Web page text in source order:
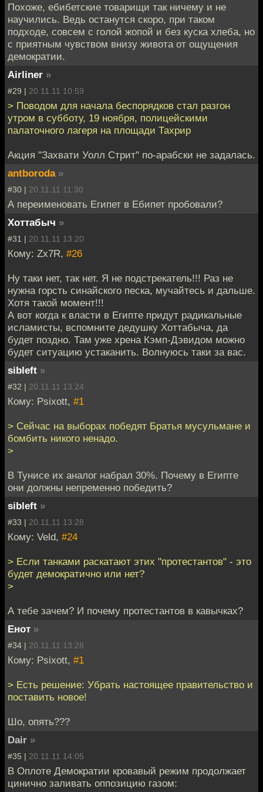
Похоже, ебибетские товарищи так ничему и не
научились. Ведь останутся скоро, при таком
подходе, совсем с голой жопой и без куска хлеба, но
с приятным чувством внизу живота от ощущения
демократии.
Airliner »
#29 | 20.11.11 10:59
> Поводом для начала беспорядков стал разгон
утром в субботу, 19 ноября, полицейскими
палаточного лагеря на площади Тахрир
Акция "Захвати Уолл Стрит" по-арабски не задалась.
antboroda »
#30 | 20.11.11 11:30
А переименовать Египет в Ебипет пробовали?
Хоттабыч »
#31 | 20.11.11 13:20
Кому: Zx7R, #26
Ну таки нет, так нет. Я не подстрекатель!!! Раз не
нужна горсть синайского песка, мучайтесь и дальше.
Хотя такой момент!!!
А вот когда к власти в Египте придут радикальные
исламисты, вспомните дедушку Хоттабыча, да
будет поздно. Там уже хрена Кэмп-Дэвидом можно
будет ситуацию устаканить. Волнуюсь таки за вас.
sibleft »
#32 | 20.11.11 13:24
Кому: Psixott, #1
> Сейчас на выборах победят Братья мусульмане и
бомбить никого ненадо.
>
В Тунисе их аналог набрал 30%. Почему в Египте
они должны непременно победить?
sibleft »
#33 | 20.11.11 13:28
Кому: Veld, #24
> Если танками раскатают этих "протестантов" - это
будет демократично или нет?
>
А тебе зачем? И почему протестантов в кавычках?
Енот »
#34 | 20.11.11 13:28
Кому: Psixott, #1
> Есть решение: Убрать настоящее правительство и
поставить новое!
Шо, опять???
Dair »
#35 | 20.11.11 14:05
В Оплоте Демократии кровавый режим продолжает
цинично заливать оппозицию газом: